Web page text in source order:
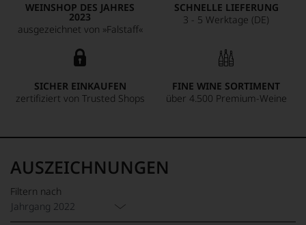
WEINSHOP DES JAHRES
2023
ausgezeichnet von »Falstaff«
SCHNELLE LIEFERUNG
3 - 5 Werktage (DE)
SICHER EINKAUFEN
zertifiziert von Trusted Shops
FINE WINE SORTIMENT
über 4.500 Premium-Weine
AUSZEICHNUNGEN
Filtern nach
Jahrgang 2022